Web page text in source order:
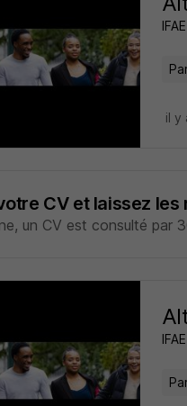
il y
CV et laissez
un CV est consulté par